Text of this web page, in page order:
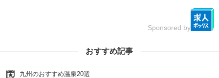
Sponsored by
おすすめ記事
九州のおすすめ温泉20選